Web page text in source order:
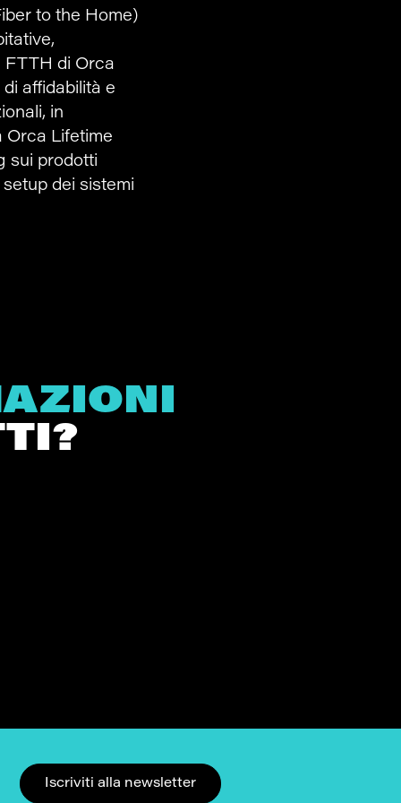
to the Home)
FTTH di Orca
affidabilità e
in
Orca Lifetime
sui prodotti
dei sistemi
Iscriviti alla newsletter